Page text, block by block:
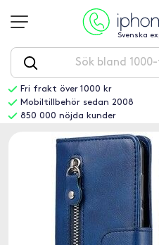
Svenska
Fri frakt över 1000 kr
Mobiltillbehör sedan 2008
850 000 nöjda kunder